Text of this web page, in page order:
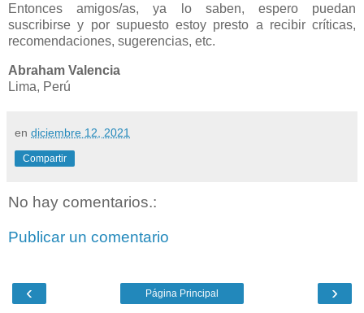
Entonces amigos/as, ya lo saben, espero puedan
suscribirse y por supuesto estoy presto a recibir críticas,
recomendaciones, sugerencias, etc.
Abraham Valencia
Lima, Perú
en diciembre 12, 2021
Compartir
No hay comentarios.:
Publicar un comentario
‹ ›
Página Principal